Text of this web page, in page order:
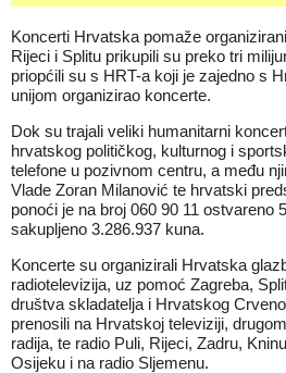
Koncerti Hrvatska pomaže
Rijeci i Splitu prikupili su preko tri
priopćili su s HRT-a koji je zajedno s
unijom organizirao koncerte.
Dok su trajali veliki humanitarni
hrvatskog političkog, kulturnog i
telefone u pozivnom centru, a među
Vlade Zoran Milanović te hrvatski
ponoći je na broj 060 90 11 ostvareno
sakupljeno 3.286.937 kuna.
Koncerte su organizirali Hrvatska
radiotelevizija, uz pomoć Zagreba,
društva skladatelja i Hrvatskog
prenosili na Hrvatskoj televiziji,
radija, te radio Puli, Rijeci, Zadru,
Osijeku i na radio Sljemenu.